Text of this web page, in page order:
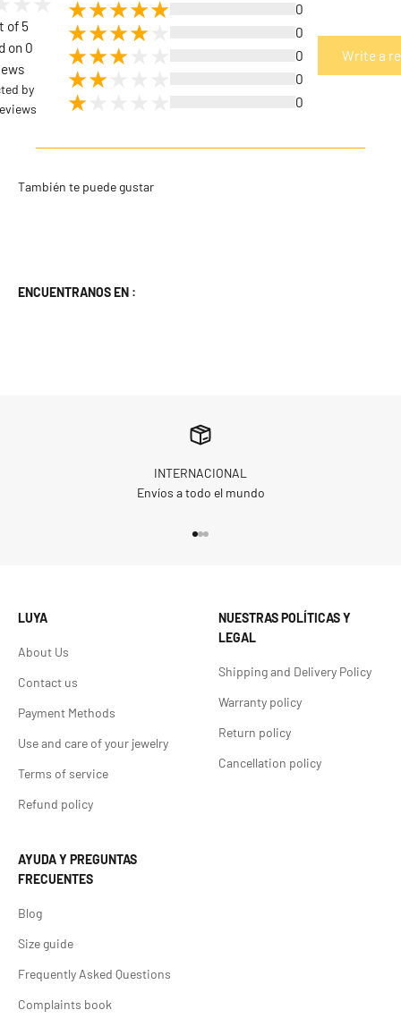
of 5
on 0
by
0
0
0
0
0
Write a
ENCUENTRANOS EN :
INTERNACIONAL
Envíos a todo el mundo
LUYA
About Us
Contact us
Payment Methods
Use and care of your jewelry
Terms of service
Refund policy
NUESTRAS POLÍTICAS Y
LEGAL
Shipping and Delivery Policy
Warranty policy
Return policy
Cancellation policy
AYUDA Y PREGUNTAS
FRECUENTES
Blog
Size guide
Frequently Asked Questions
Complaints book